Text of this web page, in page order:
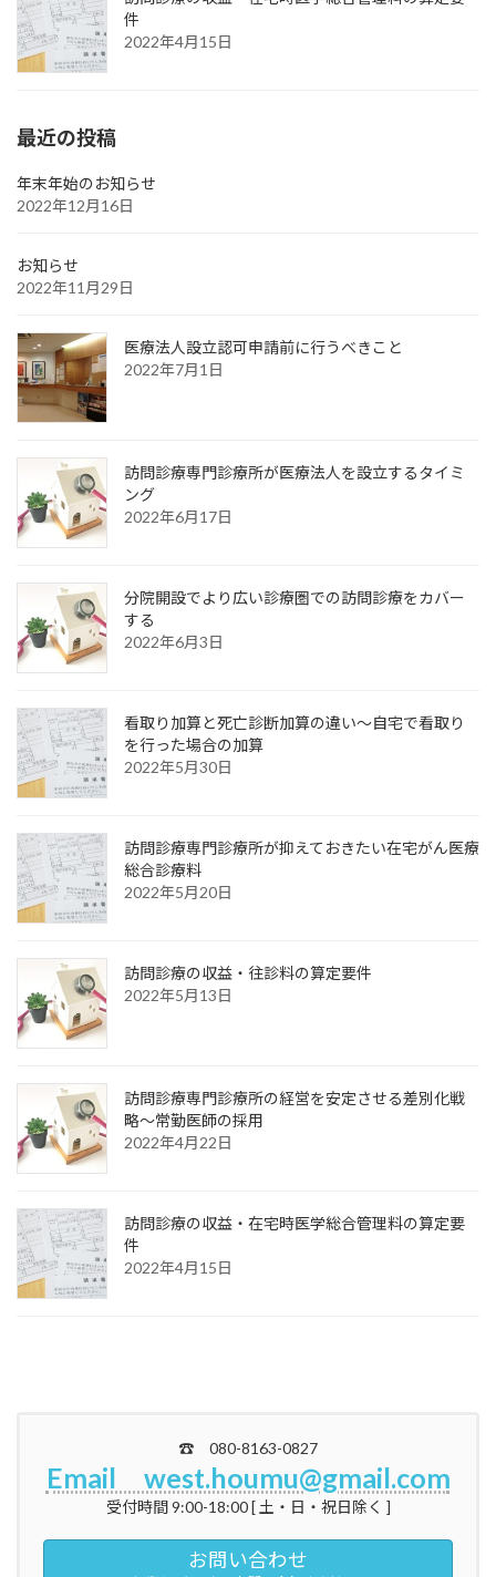
件
2022年4月15日
最近の投稿
年末年始のお知らせ
2022年12月16日
お知らせ
2022年11月29日
医療法人設立認可申請前に行うべきこと
2022年7月1日
訪問診療専門診療所が医療法人を設立するタイミ
ング
2022年6月17日
分院開設でより広い診療圏での訪問診療をカバー
する
2022年6月3日
看取り加算と死亡診断加算の違い〜自宅で看取り
を行った場合の加算
2022年5月30日
訪問診療専門診療所が抑えておきたい在宅がん医療
総合診療料
2022年5月20日
訪問診療の収益・往診料の算定要件
2022年5月13日
訪問診療専門診療所の経営を安定させる差別化戦
略～常勤医師の採用
2022年4月22日
訪問診療の収益・在宅時医学総合管理料の算定要
件
2022年4月15日
☎ 080-8163-0827
Email west.houmu@gmail.com
受付時間 9:00-18:00 [ 土・日・祝日除く ]
お問い合わせ